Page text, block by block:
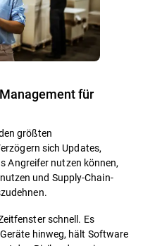
für
größten
sich Updates,
Angreifer nutzen können,
und Supply-Chain-
schnell. Es
hinweg, hält Software